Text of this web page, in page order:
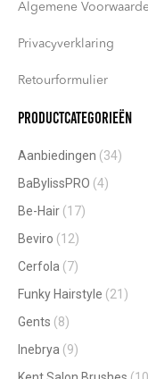
Algemene
Privacyverklaring
Retourformulier
Productcategorieën
Aanbiedingen (34)
BaBylissPRO (4)
Be-Hair (17)
Beviro (12)
Cerfola (7)
Funky Hairstyle (21)
Gents (8)
Inebrya (9)